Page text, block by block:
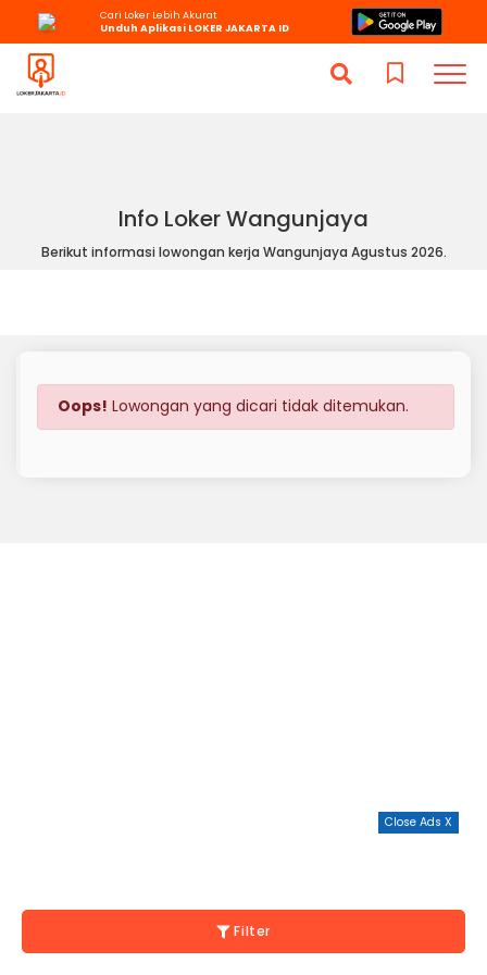
Info Loker Wangunjaya
Berikut informasi lowongan kerja Wangunjaya Agustus 2026.
Cari Loker Lebih Akurat
Unduh Aplikasi LOKER JAKARTA ID
Oops! Lowongan yang dicari tidak ditemukan.
Close Ads X
Filter